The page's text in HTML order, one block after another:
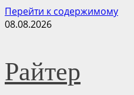
Перейти к содержимому
08.08.2026
Райтер